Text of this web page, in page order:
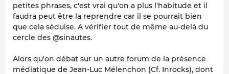
petites phrases, c'est vrai qu'on a plus l'habitude et il
faudra peut être la reprendre car il se pourrait bien
que cela séduise. A vérifier tout de même au-delà du
cercle des @sinautes.
Alors qu'on débat sur un autre forum de la présence
médiatique de Jean-Luc Mélenchon (Cf. Inrocks), dont